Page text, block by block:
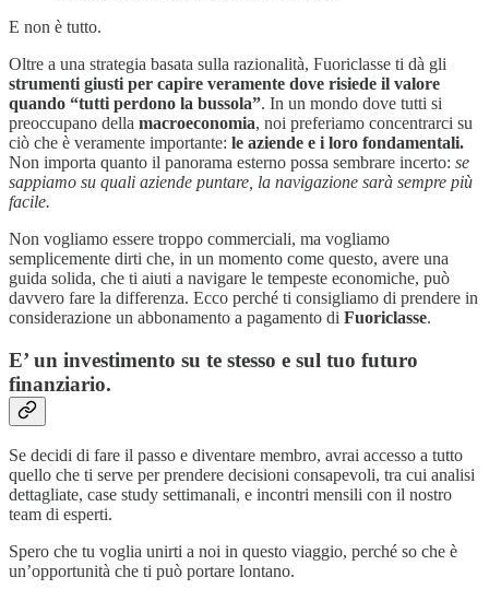
E non è tutto.
Oltre a una strategia basata sulla razionalità, Fuoriclasse ti dà gli
strumenti giusti per capire veramente dove risiede il valore
quando “tutti perdono la bussola”. In un mondo dove tutti si
preoccupano della macroeconomia, noi preferiamo concentrarci su
ciò che è veramente importante: le aziende e i loro fondamentali.
Non importa quanto il panorama esterno possa sembrare incerto: se
sappiamo su quali aziende puntare, la navigazione sarà sempre più
facile.
Non vogliamo essere troppo commerciali, ma vogliamo
semplicemente dirti che, in un momento come questo, avere una
guida solida, che ti aiuti a navigare le tempeste economiche, può
davvero fare la differenza. Ecco perché ti consigliamo di prendere in
considerazione un abbonamento a pagamento di Fuoriclasse.
E’ un investimento su te stesso e sul tuo futuro
finanziario.
Se decidi di fare il passo e diventare membro, avrai accesso a tutto
quello che ti serve per prendere decisioni consapevoli, tra cui analisi
dettagliate, case study settimanali, e incontri mensili con il nostro
team di esperti.
Spero che tu voglia unirti a noi in questo viaggio, perché so che è
un’opportunità che ti può portare lontano.